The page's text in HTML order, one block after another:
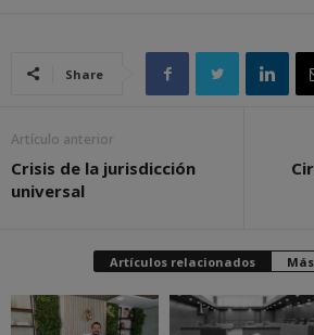
Share
Artículo anterior
Crisis de la jurisdicción
universal
Artículos relacionados